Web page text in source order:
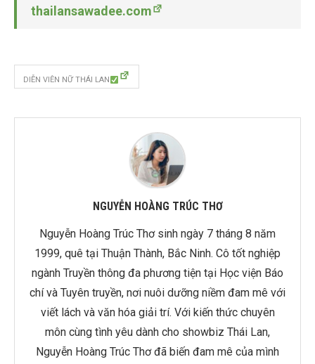
thailansawadee.com
DIỄN VIÊN NỮ THÁI LAN
NGUYỄN HOÀNG TRÚC THƠ
Nguyễn Hoàng Trúc Thơ sinh ngày 7 tháng 8 năm
1999, quê tại Thuận Thành, Bắc Ninh. Cô tốt nghiệp
ngành Truyền thông đa phương tiện tại Học viện Báo
chí và Tuyên truyền, nơi nuôi dưỡng niềm đam mê với
viết lách và văn hóa giải trí. Với kiến thức chuyên
môn cùng tình yêu dành cho showbiz Thái Lan,
Nguyễn Hoàng Trúc Thơ đã biến đam mê của mình